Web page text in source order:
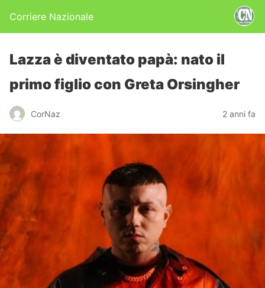
Corriere Nazionale
Lazza è diventato papà: nato il
primo figlio con Greta Orsingher
CorNaz 2 anni fa